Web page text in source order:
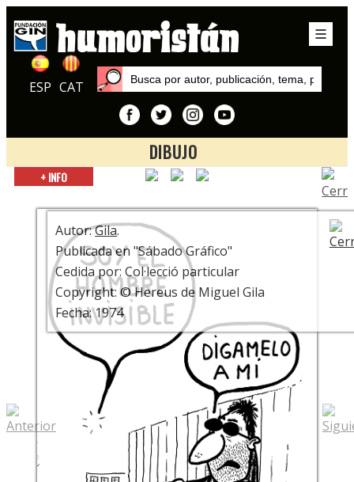
ESP CAT
DIBUJO
Inicio
¿Está la Risa? ¡Que se ponga! Centenario Miguel Gila
+ INFO
Autor:Gila.
Publicada en "Sábado Gráfico"
Cedida por: Col·lecció particular
Copyright: © Hereus de Miguel Gila
Fecha: 1974